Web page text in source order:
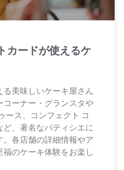
カードが使えるケ
美味しいケーキ屋さん
コーナー・グランスタや
ース、コンフェクト コ
、著名なパティシエに
。各店舗の詳細情報やア
のケーキ体験をお楽し